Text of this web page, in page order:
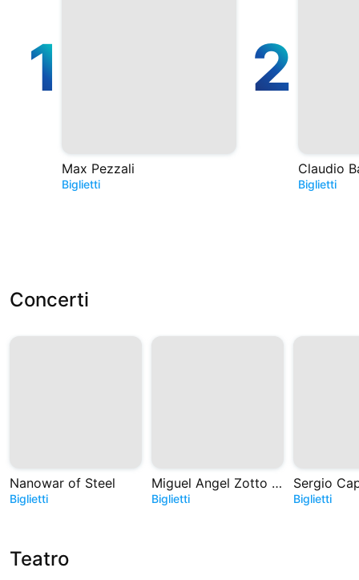
1
Max Pezzali
Biglietti
2
Claudio
Biglietti
Concerti
Nanowar of Steel
Biglietti
Miguel Angel Zotto - Tango. Historias de Astor
Biglietti Biglietti
Teatro